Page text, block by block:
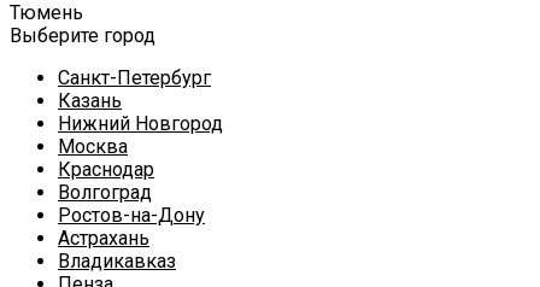
Тюмень
Выберите город
Санкт-Петербург
Казань
Нижний Новгород
Москва
Краснодар
Волгоград
Ростов-на-Дону
Астрахань
Владикавказ